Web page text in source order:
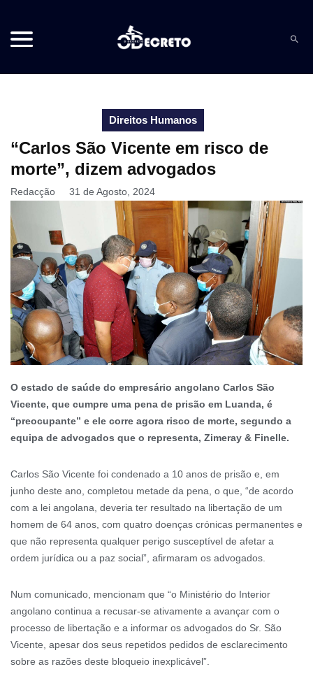
Direitos Humanos
“Carlos São Vicente em risco de
morte”, dizem advogados
Redacção 31 de Agosto, 2024
O estado de saúde do empresário angolano Carlos São
Vicente, que cumpre uma pena de prisão em Luanda, é
“preocupante” e ele corre agora risco de morte, segundo a
equipa de advogados que o representa, Zimeray & Finelle.
Carlos São Vicente foi condenado a 10 anos de prisão e, em
junho deste ano, completou metade da pena, o que, “de acordo
com a lei angolana, deveria ter resultado na libertação de um
homem de 64 anos, com quatro doenças crónicas permanentes e
que não representa qualquer perigo susceptível de afetar a
ordem jurídica ou a paz social”, afirmaram os advogados.
Num comunicado, mencionam que “o Ministério do Interior
angolano continua a recusar-se ativamente a avançar com o
processo de libertação e a informar os advogados do Sr. São
Vicente, apesar dos seus repetidos pedidos de esclarecimento
sobre as razões deste bloqueio inexplicável”.